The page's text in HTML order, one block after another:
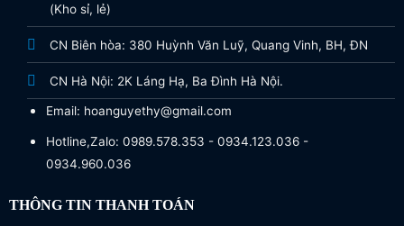
(Kho sỉ, lẻ)
CN Biên hòa: 380 Huỳnh Văn Luỹ, Quang Vinh, BH, ĐN
CN Hà Nội: 2K Láng Hạ, Ba Đình Hà Nội.
Email: hoanguyethy@gmail.com
Hotline,Zalo: 0989.578.353 - 0934.123.036 -
0934.960.036
THÔNG TIN THANH TOÁN